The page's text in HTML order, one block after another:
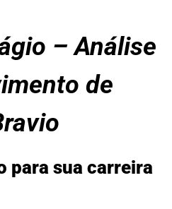
– Análise
de
para sua carreira